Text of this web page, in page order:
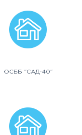
ОСББ "САД-40"